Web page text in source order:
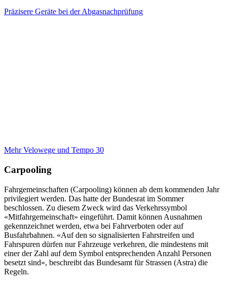
Präzisere Geräte bei der Abgasnachprüfung
Mehr Velowege und Tempo 30
Carpooling
Fahrgemeinschaften (Carpooling) können ab dem kommenden Jahr
privilegiert werden. Das hatte der Bundesrat im Sommer
beschlossen. Zu diesem Zweck wird das Verkehrssymbol
«Mitfahrgemeinschaft» eingeführt. Damit können Ausnahmen
gekennzeichnet werden, etwa bei Fahrverboten oder auf
Busfahrbahnen. «Auf den so signalisierten Fahrstreifen und
Fahrspuren dürfen nur Fahrzeuge verkehren, die mindestens mit
einer der Zahl auf dem Symbol entsprechenden Anzahl Personen
besetzt sind», beschreibt das Bundesamt für Strassen (Astra) die
Regeln.